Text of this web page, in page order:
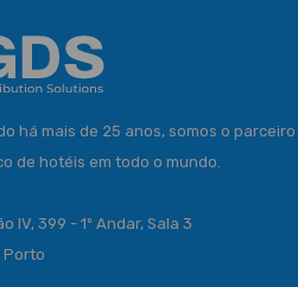
há mais de 25 anos, somos o parceiro
de hotéis em todo o mundo.
IV, 399 - 1º Andar, Sala 3